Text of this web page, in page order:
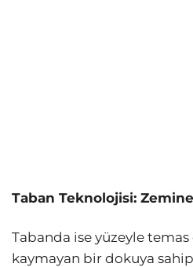
Taban Teknolojisi:
Tabanda ise yüzeyle temas
kaymayan bir dokuya